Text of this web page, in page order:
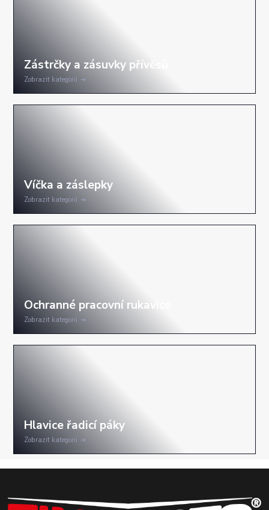
Zobrazit kategorii
Zobrazit kategorii
Zobrazit kategorii
Zobrazit kategorii